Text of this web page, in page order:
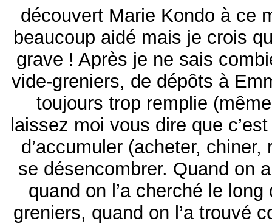
découvert Marie Kondo à ce
beaucoup aidé mais je crois
grave ! Après je ne sais
vide-greniers, de dépôts à
toujours trop remplie
laissez moi vous dire que
d’accumuler (acheter,
se désencombrer. Quand on
quand on l’a cherché le
greniers, quand on l’a trouvé